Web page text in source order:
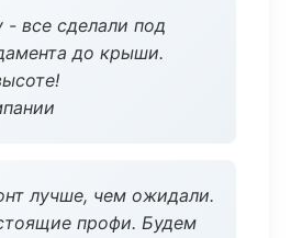
- все сделали под
до крыши.
лучше, чем ожидали.
профи. Будем